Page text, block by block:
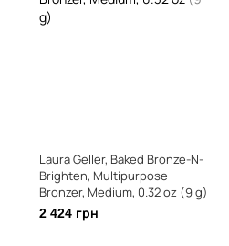
Laura Geller, Baked Bronze-N-
Brighten, Multipurpose
Bronzer, Medium, 0.32 oz (9 g)
2 424 грн